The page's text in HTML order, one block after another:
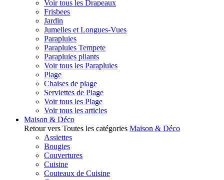
Voir tous les Drapeaux
Frisbees
Jardin
Jumelles et Longues-Vues
Parapluies
Parapluies Tempete
Parapluies pliants
Voir tous les Parapluies
Plage
Chaises de plage
Serviettes de Plage
Voir tous les Plage
Voir tous les articles
Maison & Déco
Retour vers Toutes les catégories Maison & Déco
Assiettes
Bougies
Couvertures
Cuisine
Couteaux de Cuisine